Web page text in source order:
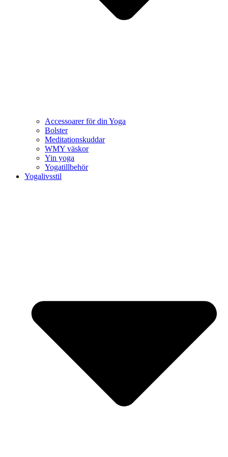
Accessoarer för din Yoga
Bolster
Meditationskuddar
WMY väskor
Yin yoga
Yogatillbehör
Yogalivsstil